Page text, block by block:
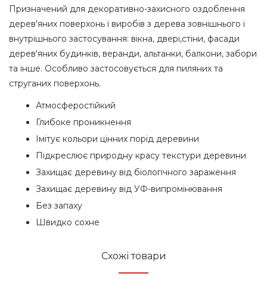
Призначений для декоративно-захисного оздоблення
дерев'яних поверхонь і виробів з дерева зовнішнього і
внутрішнього застосування: вікна, двері,стіни, фасади
дерев'яних будинків, веранди, альтанки, балкони, забори
та інше. Особливо застосовується для пиляних та
струганих поверхонь.
Атмосферостійкий
Глибоке проникнення
Імітує кольори цінних порід деревини
Підкреслює природну красу текстури деревини
Захищає деревину від біологічного зараження
Захищає деревину від УФ-випромінювання
Без запаху
Швидко сохне
Схожі товари